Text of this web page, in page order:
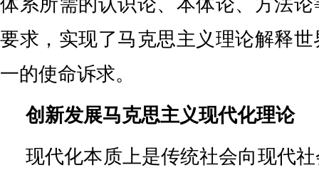
体系所需的认识论、本体论、方法
要求，实现了马克思主义理论解释
一的使命诉求。
创新发展马克思主义现代化理论
现代化本质上是传统社会向现代